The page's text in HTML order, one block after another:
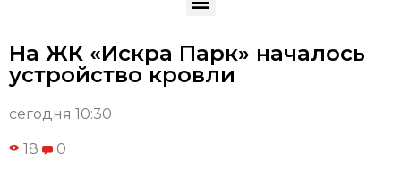
На ЖК «Искра Парк» началось
устройство кровли
сегодня 10:30
18 0